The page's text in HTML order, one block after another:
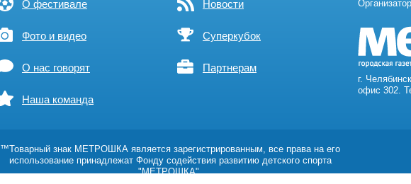
О фестивале Новости
Фото и видео Суперкубок
О нас говорят Партнерам
Наша команда
г.
офис 302.
™Товарный знак МЕТРОШКА является зарегистрированным, все права на его
использование принадлежат Фонду содействия развитию детского спорта
"МЕТРОШКА".